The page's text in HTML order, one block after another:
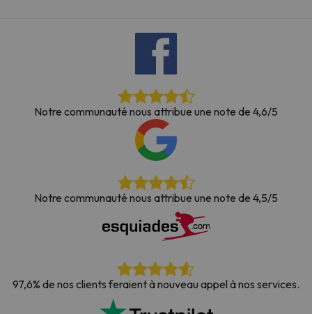
Notre communauté nous attribue une note de 4,6/5
Notre communauté nous attribue une note de 4,5/5
97,6% de nos clients feraient à nouveau appel à nos services.